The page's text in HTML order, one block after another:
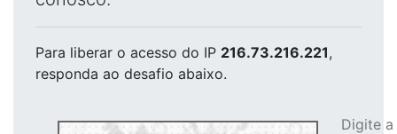
Para liberar o acesso do IP 216.73.216.221,
responda ao desafio abaixo.
Digite